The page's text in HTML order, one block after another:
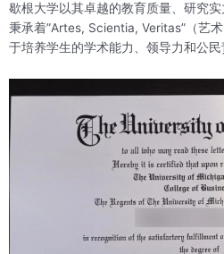
歇根大学以其卓越的教育质量、研究
秉承着”Artes, Scientia, Veritas”（艺
于培养学生的学术能力、领导力和公民